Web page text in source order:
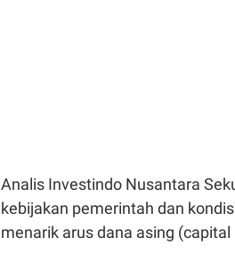
Analis Investindo Nusantara
kebijakan pemerintah dan
menarik arus dana asing